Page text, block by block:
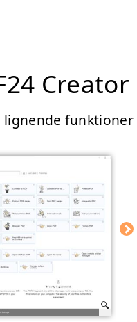
Creator
lignende funktioner